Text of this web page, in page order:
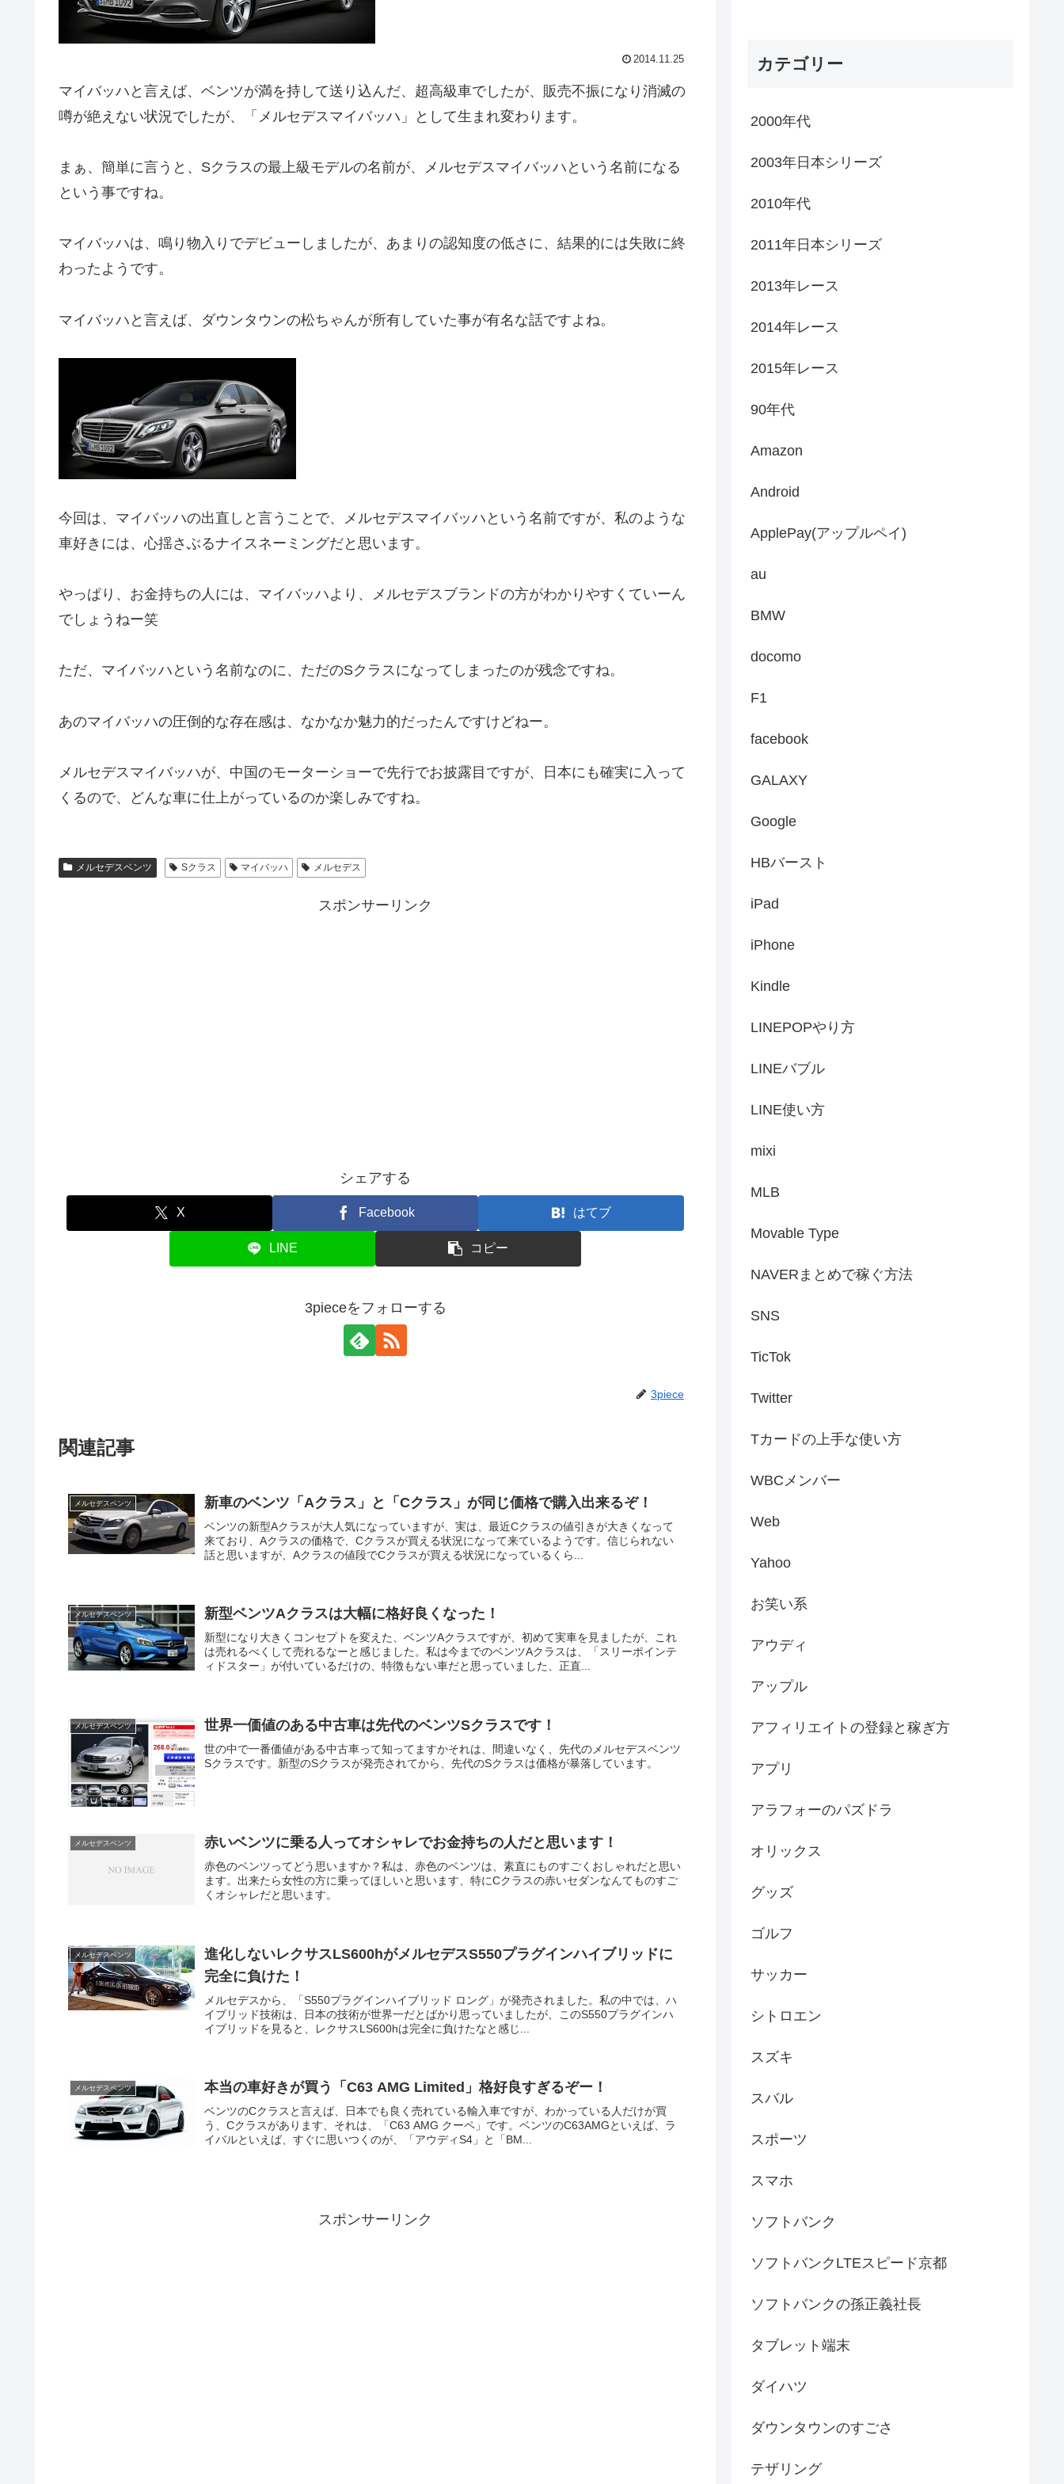
2014.11.25
マイバッハと言えば、ベンツが満を持して送り込んだ、超高級車でしたが、販売不振になり消滅の
噂が絶えない状況でしたが、「メルセデスマイバッハ」として生まれ変わります。
まぁ、簡単に言うと、Sクラスの最上級モデルの名前が、メルセデスマイバッハという名前になる
という事ですね。
マイバッハは、鳴り物入りでデビューしましたが、あまりの認知度の低さに、結果的には失敗に終
わったようです。
マイバッハと言えば、ダウンタウンの松ちゃんが所有していた事が有名な話ですよね。
今回は、マイバッハの出直しと言うことで、メルセデスマイバッハという名前ですが、私のような
車好きには、心揺さぶるナイスネーミングだと思います。
やっぱり、お金持ちの人には、マイバッハより、メルセデスブランドの方がわかりやすくていーん
でしょうねー笑
ただ、マイバッハという名前なのに、ただのSクラスになってしまったのが残念ですね。
あのマイバッハの圧倒的な存在感は、なかなか魅力的だったんですけどねー。
メルセデスマイバッハが、中国のモーターショーで先行でお披露目ですが、日本にも確実に入って
くるので、どんな車に仕上がっているのか楽しみですね。
メルセデスベンツ Sクラス マイバッハ メルセデス
スポンサーリンク
シェアする
X Facebook はてブ
LINE コピー
3pieceをフォローする
3piece
関連記事
メルセデスベンツ 新車のベンツ「Aクラス」と「Cクラス」が同じ価格で購入出来るぞ！
ベンツの新型Aクラスが大人気になっていますが、実は、最近Cクラスの値引きが大きくなって
来ており、Aクラスの価格で、Cクラスが買える状況になって来ているようです。信じられない
話と思いますが、Aクラスの値段でCクラスが買える状況になっているくら...
メルセデスベンツ 新型ベンツAクラスは大幅に格好良くなった！
新型になり大きくコンセプトを変えた、ベンツAクラスですが、初めて実車を見ましたが、これ
は売れるべくして売れるなーと感じました。私は今までのベンツAクラスは、「スリーポインテ
ィドスター」が付いているだけの、特徴もない車だと思っていました、正直...
メルセデスベンツ 世界一価値のある中古車は先代のベンツSクラスです！
世の中で一番価値がある中古車って知ってますかそれは、間違いなく、先代のメルセデスベンツ
Sクラスです。新型のSクラスが発売されてから、先代のSクラスは価格が暴落しています。
メルセデスベンツ 赤いベンツに乗る人ってオシャレでお金持ちの人だと思います！
赤色のベンツってどう思いますか？私は、赤色のベンツは、素直にものすごくおしゃれだと思い
ます。出来たら女性の方に乗ってほしいと思います、特にCクラスの赤いセダンなんてものすご
くオシャレだと思います。
メルセデスベンツ
進化しないレクサスLS600hがメルセデスS550プラグインハイブリッドに
完全に負けた！
メルセデスから、「S550プラグインハイブリッド ロング」が発売されました。私の中では、ハ
イブリッド技術は、日本の技術が世界一だとばかり思っていましたが、このS550プラグインハ
イブリッドを見ると、レクサスLS600hは完全に負けたなと感じ...
メルセデスベンツ 本当の車好きが買う「C63 AMG Limited」格好良すぎるぞー！
ベンツのCクラスと言えば、日本でも良く売れている輸入車ですが、わかっている人だけが買
う、Cクラスがあります、それは、「C63 AMG クーペ」です。ベンツのC63AMGといえば、ラ
イバルといえば、すぐに思いつくのが、「アウディS4」と「BM...
スポンサーリンク
カテゴリー
2000年代
2003年日本シリーズ
2010年代
2011年日本シリーズ
2013年レース
2014年レース
2015年レース
90年代
Amazon
Android
ApplePay(アップルペイ)
au
BMW
docomo
F1
facebook
GALAXY
Google
HBバースト
iPad
iPhone
Kindle
LINEPOPやり方
LINEバブル
LINE使い方
mixi
MLB
Movable Type
NAVERまとめで稼ぐ方法
SNS
TicTok
Twitter
Tカードの上手な使い方
WBCメンバー
Web
Yahoo
お笑い系
アウディ
アップル
アフィリエイトの登録と稼ぎ方
アプリ
アラフォーのパズドラ
オリックス
グッズ
ゴルフ
サッカー
シトロエン
スズキ
スバル
スポーツ
スマホ
ソフトバンク
ソフトバンクLTEスピード京都
ソフトバンクの孫正義社長
タブレット端末
ダイハツ
ダウンタウンのすごさ
テザリング